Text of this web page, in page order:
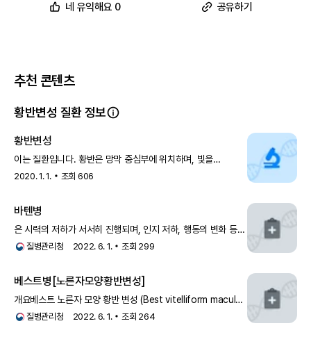
네 유익해요 0 공유하기
추천 콘텐츠
황반변성 질환 정보
황반변성
이는 질환입니다. 황반은 망막 중심부에 위치하며, 빛을
받아들이는 광수용체가 밀집된 신경 조직입니다. 원인
2020. 1. 1. 조회 606
바텐병
은 시력의 저하가 서서히 진행되며, 인지 저하, 행동의 변화 등을
나타내게 됩니다. 바텐 병의 초기 소견은 황반변성, 시신경의
질병관리청 2022. 6. 1. 조회 299
베스트병[노른자모양황반변성]
개요베스트 노른자 모양 황반 변성 (Best vitelliform macular
dystrophy, BVMD)은 1905년 Franz Best에 의해 최초로
질병관리청 2022. 6. 1. 조회 264